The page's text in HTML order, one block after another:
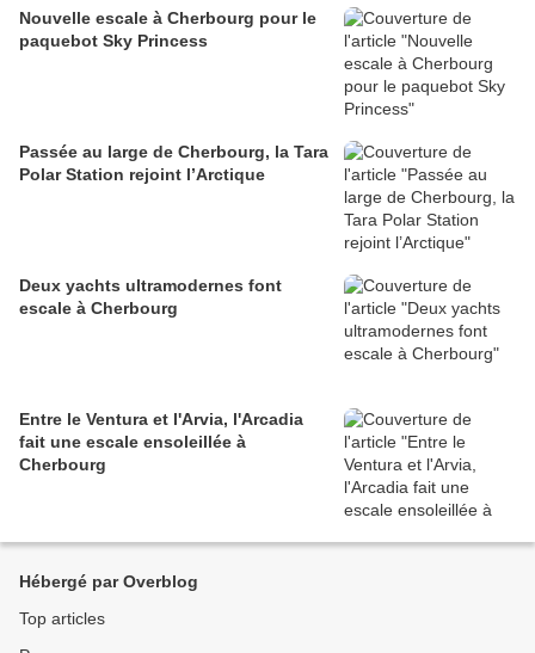
Nouvelle escale à Cherbourg pour le
paquebot Sky Princess
Passée au large de Cherbourg, la Tara
Polar Station rejoint l’Arctique
Deux yachts ultramodernes font
escale à Cherbourg
Entre le Ventura et l'Arvia, l'Arcadia
fait une escale ensoleillée à
Cherbourg
Hébergé par Overblog
Top articles